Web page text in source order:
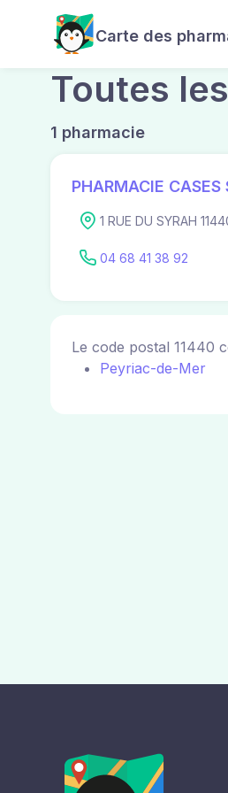
Carte des
Toutes
1 pharmacie
PHARMACIE CASES
1 RUE DU SYRAH
04 68 41 38 92
Le code postal 11440
Peyriac-de-Mer